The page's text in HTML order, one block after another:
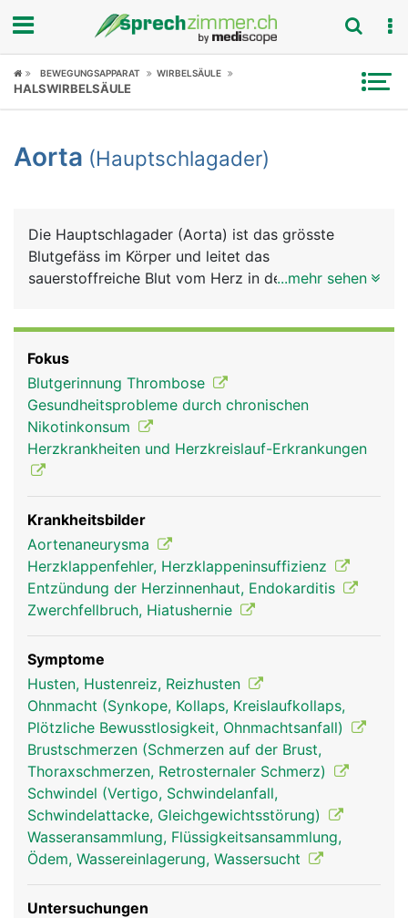
Fokus
Symptome
News
Rubriken
BEWEGUNGSAPPARAT WIRBELSÄULE
HALSWIRBELSÄULE
Aorta (Hauptschlagader)
Die Hauptschlagader (Aorta) ist das grösste
Blutgefäss im Körper und leitet das
sauerstoffreiche Blut vom Herz in den Körper. Sie
nach hinten und zieht dann durch den Brustkorb
und das Zwerchfell in den Bauchraum. Oberhalb
des Zwerchfells wird sie als Brustaorta, unterhalb
als Bauchaorta bezeichnet. Von ihr gehen wichtige
Blutgefässe ab: die Halsschlagadern zur
Versorgung des Gehirns und die beiden
Schlüsselbeinarterien, die die Arme versorgen. Im
Bauch entspringen aus der Aorta die grossen Äste
zur Versorgung der Bauchorgane und der Nieren.
In Höhe des Bauchnabels teilt sich die Aorta in die
beiden Beckenarterien auf zur Versorgung der
Beckenorgane und der Beine.
aorta mann
...mehr sehen
Fokus
Blutgerinnung Thrombose
Gesundheitsprobleme durch chronischen
Nikotinkonsum
Herzkrankheiten und Herzkreislauf-Erkrankungen
Krankheitsbilder
Aortenaneurysma
Herzklappenfehler, Herzklappeninsuffizienz
Entzündung der Herzinnenhaut, Endokarditis
Zwerchfellbruch, Hiatushernie
Symptome
Husten, Hustenreiz, Reizhusten
Ohnmacht (Synkope, Kollaps, Kreislaufkollaps,
Plötzliche Bewusstlosigkeit, Ohnmachtsanfall)
Brustschmerzen (Schmerzen auf der Brust,
Thoraxschmerzen, Retrosternaler Schmerz)
Schwindel (Vertigo, Schwindelanfall,
Schwindelattacke, Gleichgewichtsstörung)
Wasseransammlung, Flüssigkeitsansammlung,
Ödem, Wassereinlagerung, Wassersucht
Untersuchungen